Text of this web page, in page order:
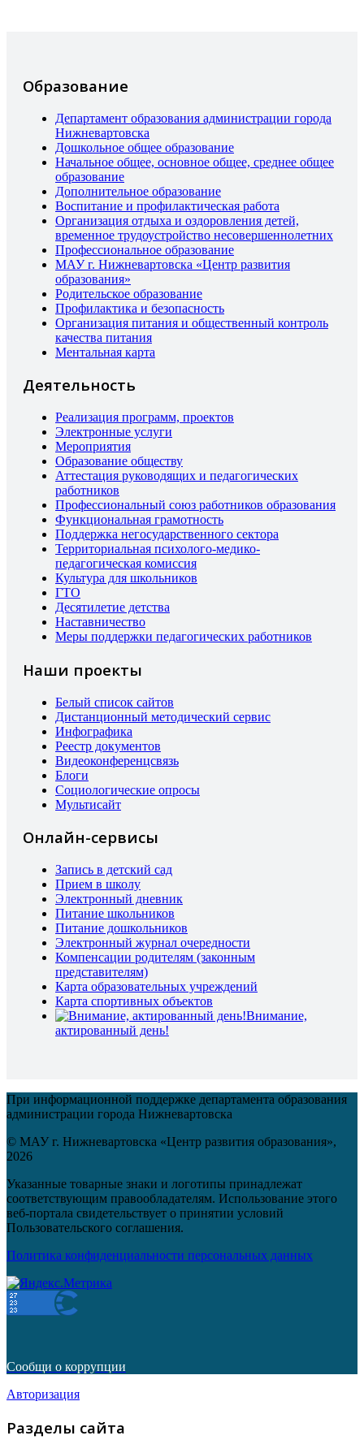
Образование
Департамент образования администрации города
Нижневартовска
Дошкольное общее образование
Начальное общее, основное общее, среднее общее
образование
Дополнительное образование
Воспитание и профилактическая работа
Организация отдыха и оздоровления детей,
временное трудоустройство несовершеннолетних
Профессиональное образование
МАУ г. Нижневартовска «Центр развития
образования»
Родительское образование
Профилактика и безопасность
Организация питания и общественный контроль
качества питания
Ментальная карта
Деятельность
Реализация программ, проектов
Электронные услуги
Мероприятия
Образование обществу
Аттестация руководящих и педагогических
работников
Профессиональный союз работников образования
Функциональная грамотность
Поддержка негосударственного сектора
Территориальная психолого-медико-
педагогическая комиссия
Культура для школьников
ГТО
Десятилетие детства
Наставничество
Меры поддержки педагогических работников
Наши проекты
Белый список сайтов
Дистанционный методический сервис
Инфографика
Реестр документов
Видеоконференцсвязь
Блоги
Социологические опросы
Мультисайт
Онлайн-сервисы
Запись в детский сад
Прием в школу
Электронный дневник
Питание школьников
Питание дошкольников
Электронный журнал очередности
Компенсации родителям (законным
представителям)
Карта образовательных учреждений
Карта спортивных объектов
Внимание,
актированный день!
При информационной поддержке департамента образования
администрации города Нижневартовска
© МАУ г. Нижневартовска «Центр развития образования»,
2026
Указанные товарные знаки и логотипы принадлежат
соответствующим правообладателям. Использование этого
веб-портала свидетельствует о принятии условий
Пользовательского соглашения.
Политика конфиденциальности персональных данных
Сообщи о коррупции
Авторизация
Разделы сайта